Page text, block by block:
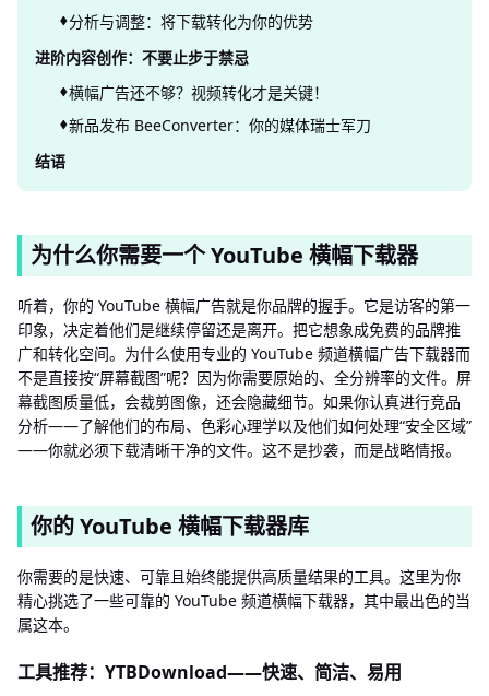
分析与调整：将下载转化为你的优势
进阶内容创作：不要止步于禁忌
横幅广告还不够？视频转化才是关键！
新品发布 BeeConverter：你的媒体瑞士军刀
结语
为什么你需要一个 YouTube 横幅下载器
听着，你的 YouTube 横幅广告就是你品牌的握手。它是访客的第一
印象，决定着他们是继续停留还是离开。把它想象成免费的品牌推
广和转化空间。为什么使用专业的 YouTube 频道横幅广告下载器而
不是直接按“屏幕截图”呢？因为你需要原始的、全分辨率的文件。屏
幕截图质量低，会裁剪图像，还会隐藏细节。如果你认真进行竞品
分析——了解他们的布局、色彩心理学以及他们如何处理“安全区域”
——你就必须下载清晰干净的文件。这不是抄袭，而是战略情报。
你的 YouTube 横幅下载器库
你需要的是快速、可靠且始终能提供高质量结果的工具。这里为你
精心挑选了一些可靠的 YouTube 频道横幅下载器，其中最出色的当
属这本。
工具推荐：YTBDownload——快速、简洁、易用